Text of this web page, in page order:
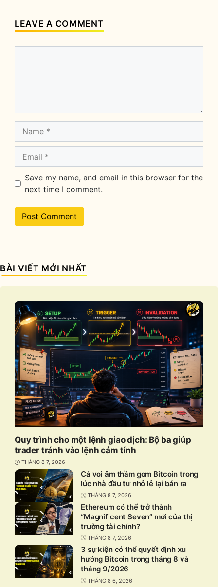
LEAVE A COMMENT
Name
Email
Save my name, and email in this browser for the
next time I comment.
BÀI VIẾT MỚI NHẤT
Quy trình cho một lệnh giao dịch: Bộ ba giúp
trader tránh vào lệnh cảm tính
THÁNG 8 7, 2026
Cá voi âm thầm gom Bitcoin trong
lúc nhà đầu tư nhỏ lẻ lại bán ra
THÁNG 8 7, 2026
Ethereum có thể trở thành
“Magnificent Seven” mới của thị
trường tài chính?
THÁNG 8 7, 2026
3 sự kiện có thể quyết định xu
hướng Bitcoin trong tháng 8 và
tháng 9/2026
THÁNG 8 6, 2026